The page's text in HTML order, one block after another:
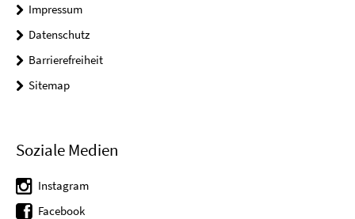
Impressum
Datenschutz
Barrierefreiheit
Sitemap
Soziale Medien
Instagram
Facebook